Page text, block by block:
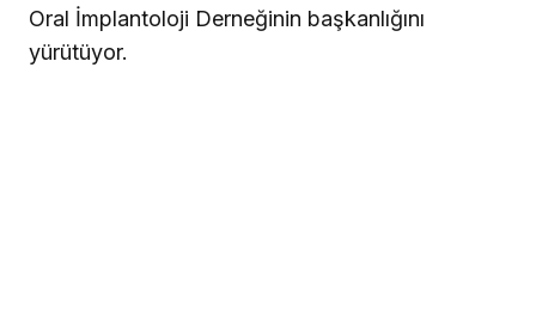
Oral İmplantoloji Derneğinin başkanlığını
yürütüyor.